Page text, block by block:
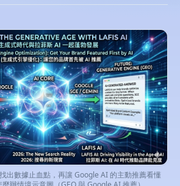
出數據止血點，再讓 Google AI 的主動推薦看懂